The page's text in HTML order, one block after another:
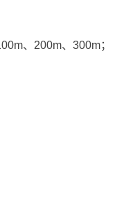
、200m、300m；